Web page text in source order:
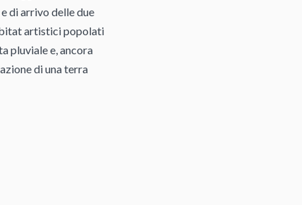
di arrivo delle due
artistici popolati
pluviale e, ancora
di una terra